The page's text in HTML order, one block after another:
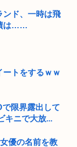
ンド、一時は飛
は……
ートをするｗｗ
限界露出して
キニで大放...
優の名前を教